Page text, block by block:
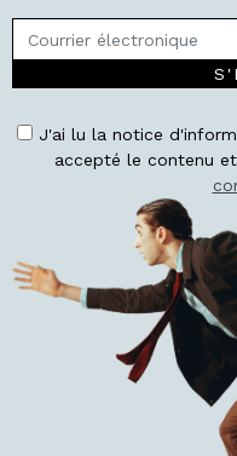
J'ai lu la notice
accepté le contenu